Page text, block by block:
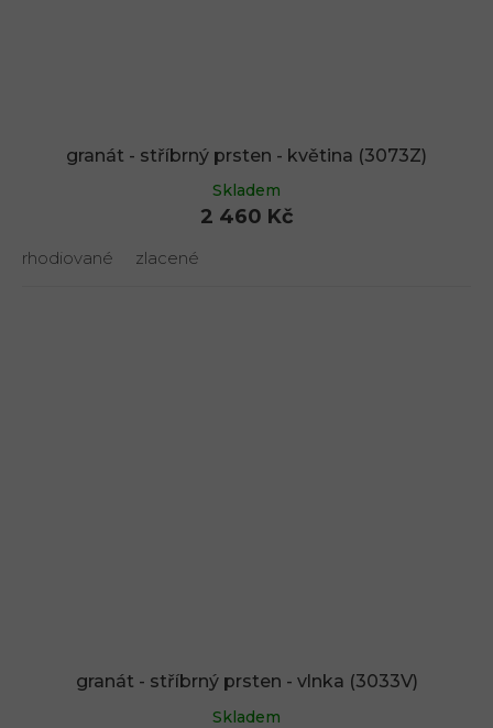
granát - stříbrný prsten - květina (3073Z)
Skladem
2 460 Kč
rhodiované zlacené
granát - stříbrný prsten - vlnka (3033V)
Skladem